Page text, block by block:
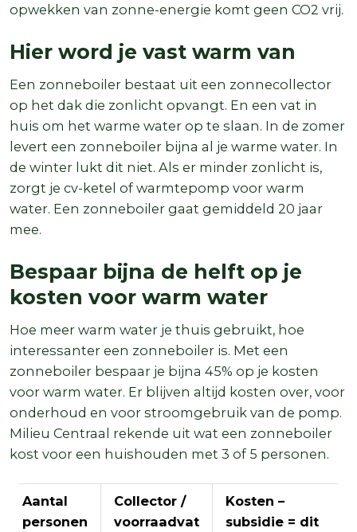
opwekken van zonne-energie komt geen CO2 vrij.
Hier word je vast warm van
Een zonneboiler bestaat uit een zonnecollector
op het dak die zonlicht opvangt. En een vat in
huis om het warme water op te slaan. In de zomer
levert een zonneboiler bijna al je warme water. In
de winter lukt dit niet. Als er minder zonlicht is,
zorgt je cv-ketel of warmtepomp voor warm
water. Een zonneboiler gaat gemiddeld 20 jaar
mee.
Bespaar bijna de helft op je
kosten voor warm water
Hoe meer warm water je thuis gebruikt, hoe
interessanter een zonneboiler is. Met een
zonneboiler bespaar je bijna 45% op je kosten
voor warm water. Er blijven altijd kosten over, voor
onderhoud en voor stroomgebruik van de pomp.
Milieu Centraal rekende uit wat een zonneboiler
kost voor een huishouden met 3 of 5 personen.
Aantal
personen
Collector /
voorraadvat
Kosten –
subsidie = dit